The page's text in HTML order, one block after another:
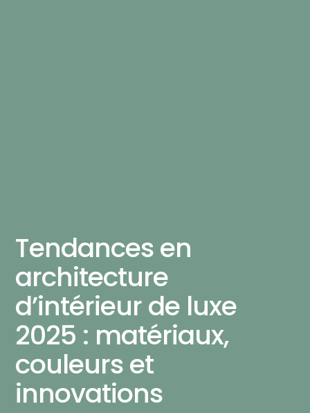
Tendances en
architecture
d’intérieur de luxe
2025 : matériaux,
couleurs et
innovations